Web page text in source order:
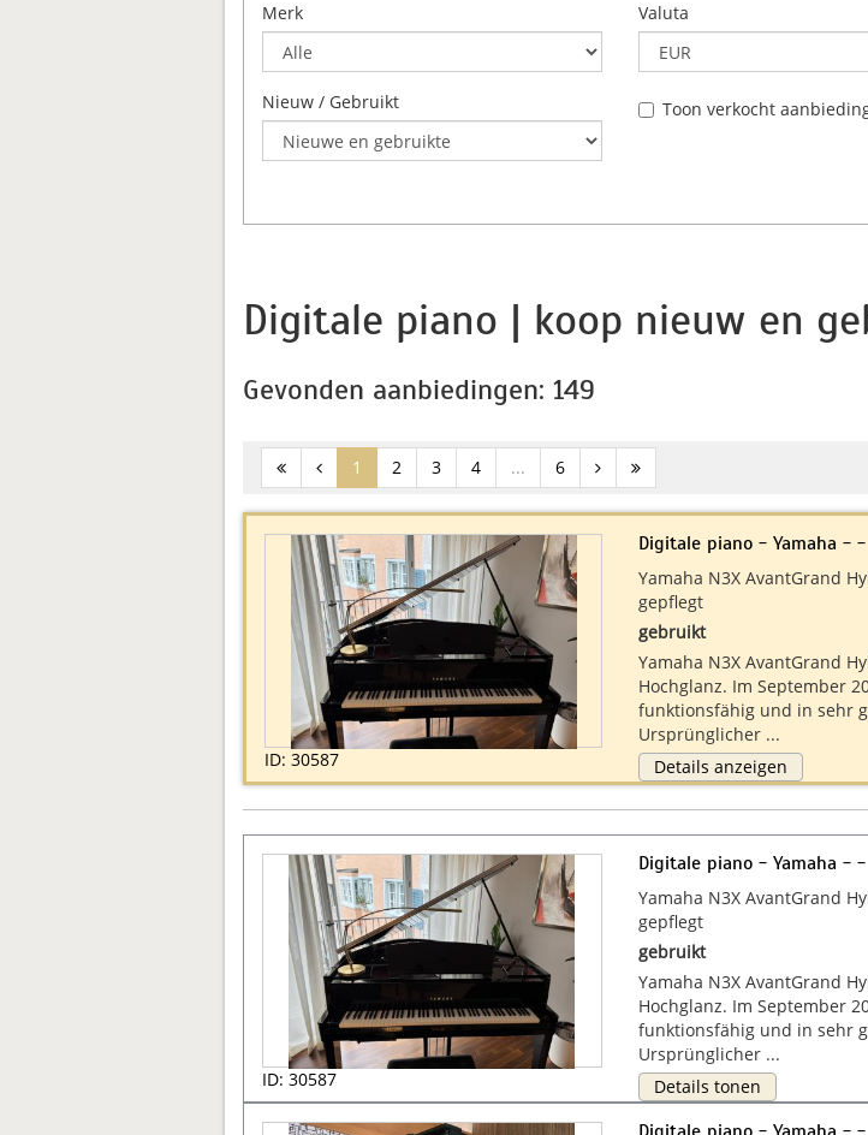
Merk
Nieuw / Gebruikt
Valuta
Toon verkocht
Digitale piano | koop nieuw en
Gevonden aanbiedingen: 149
1 (current)
2 3 4 ... 6
ID: 30587
Digitale piano - Yamaha - -
Yamaha N3X AvantGrand
gepflegt
gebruikt
Yamaha N3X AvantGrand
Hochglanz. Im September
funktionsfähig und in sehr
Ursprünglicher ...
Details anzeigen
ID: 30587
Digitale piano - Yamaha - -
Yamaha N3X AvantGrand
gepflegt
gebruikt
Yamaha N3X AvantGrand
Hochglanz. Im September
funktionsfähig und in sehr
Ursprünglicher ...
Details tonen